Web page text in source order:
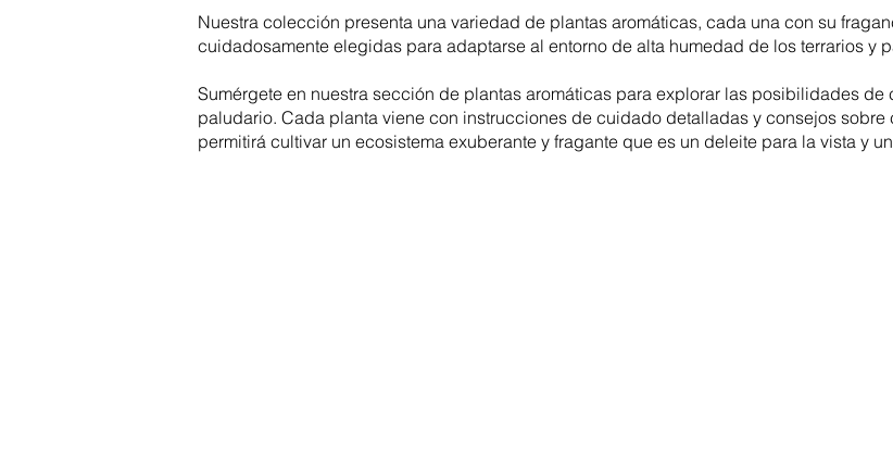
Nuestra colección presenta una variedad de plantas aromáticas, cada una con su
cuidadosamente elegidas para adaptarse al entorno de alta humedad de los terrarios y
Sumérgete en nuestra sección de plantas aromáticas para explorar las posibilidades de
paludario. Cada planta viene con instrucciones de cuidado detalladas y consejos sobre
permitirá cultivar un ecosistema exuberante y fragante que es un deleite para la vista y